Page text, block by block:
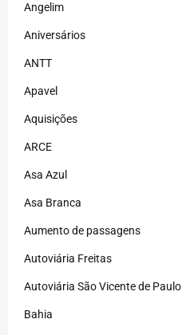
Angelim
Aniversários
ANTT
Apavel
Aquisições
ARCE
Asa Azul
Asa Branca
Aumento de passagens
Autoviária Freitas
Autoviária São Vicente de Paulo
Bahia